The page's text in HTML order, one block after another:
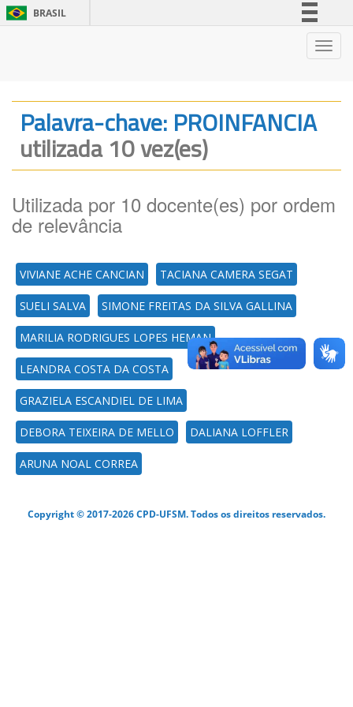
BRASIL
Legislação
Palavra-chave: PROINFANCIA
utilizada 10 vez(es)
Utilizada por 10 docente(es) por ordem
de relevância
VIVIANE ACHE CANCIAN TACIANA CAMERA SEGAT
SUELI SALVA SIMONE FREITAS DA SILVA GALLINA
MARILIA RODRIGUES LOPES HEMAN
LEANDRA COSTA DA COSTA
GRAZIELA ESCANDIEL DE LIMA
DEBORA TEIXEIRA DE MELLO DALIANA LOFFLER
ARUNA NOAL CORREA
Copyright © 2017-2026 CPD-UFSM. Todos os direitos reservados.